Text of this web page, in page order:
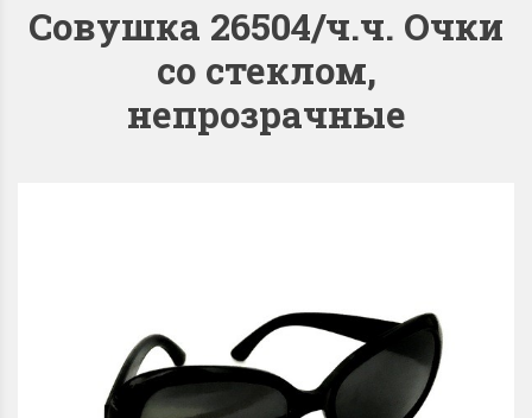
Совушка 26504/ч.ч. Очки
со стеклом,
непрозрачные